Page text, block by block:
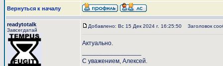
Вернуться к началу
readytotalk
Завсегдатай
Добавлено: Вс 15 Дек 2024 г. 16:25:50 Заголовок
Актуально.
С уважением, Алексей.